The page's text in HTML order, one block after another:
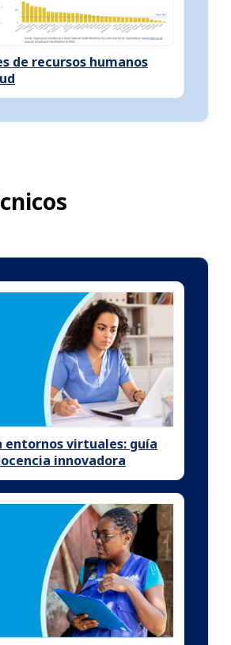
de recursos humanos
entornos virtuales: guía
innovadora